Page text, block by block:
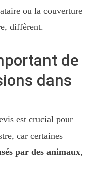
ou la couverture
diffèrent.
de
dans
est crucial pour
car certaines
par des animaux,